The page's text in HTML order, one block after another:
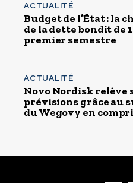
ACTUALITÉ
Budget de l’État : la
de la dette bondit de
premier semestre
ACTUALITÉ
Novo Nordisk relève
prévisions grâce au
du Wegovy en